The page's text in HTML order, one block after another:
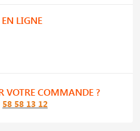
LIGNE
VOTRE COMMANDE ?
58 58 13 12